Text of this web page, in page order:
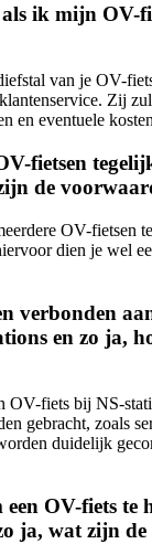
ik mijn OV-
van je OV-
Zij
en eventuele
fietsen
de
OV-fietsen
dien je wel
verbonden
en zo ja,
OV-fiets bij NS-
gebracht, zoals
duidelijk
OV-fiets te
ja, wat zijn de